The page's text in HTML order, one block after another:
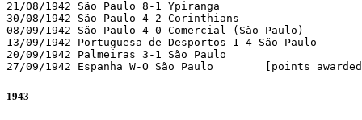
21/08/1942 São Paulo 8-1 Ypiranga
30/08/1942 São Paulo 4-2 Corinthians
08/09/1942 São Paulo 4-0 Comercial (São Paulo)
13/09/1942 Portuguesa de Desportos 1-4 São Paulo
20/09/1942 Palmeiras 3-1 São Paulo
27/09/1942 Espanha W-O São
1943